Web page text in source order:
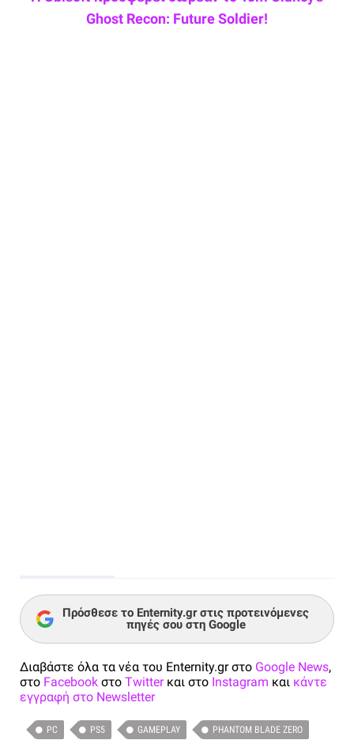
Ghost Recon: Future Soldier!
Πρόσθεσε το Enternity.gr στις προτεινόμενες
πηγές σου στη Google
Διαβάστε όλα τα νέα του Enternity.gr στο Google News,
στο Facebook στο Twitterκαι στο Instagram και κάντε
εγγραφή στο Newsletter
PC PS5 GAMEPLAY PHANTOM BLADE ZERO